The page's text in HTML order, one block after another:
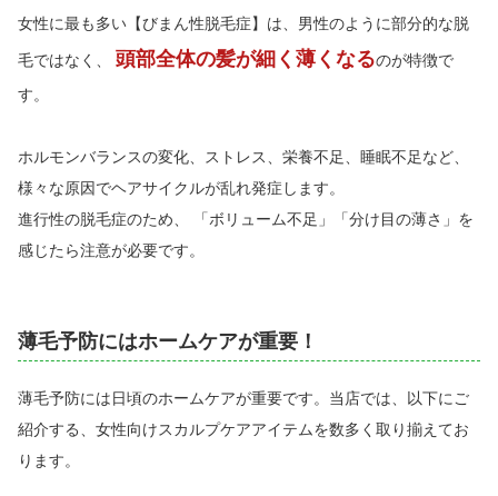
女性に最も多い【びまん性脱毛症】は、男性のように部分的な脱
毛ではなく、 頭部全体の髪が細く薄くなるのが特徴で
す。
ホルモンバランスの変化、ストレス、栄養不足、睡眠不足など、
様々な原因でヘアサイクルが乱れ発症します。
進行性の脱毛症のため、 「ボリューム不足」「分け目の薄さ」を
感じたら注意が必要です。
薄毛予防にはホームケアが重要！
薄毛予防には日頃のホームケアが重要です。当店では、以下にご
紹介する、女性向けスカルプケアアイテムを数多く取り揃えてお
ります。